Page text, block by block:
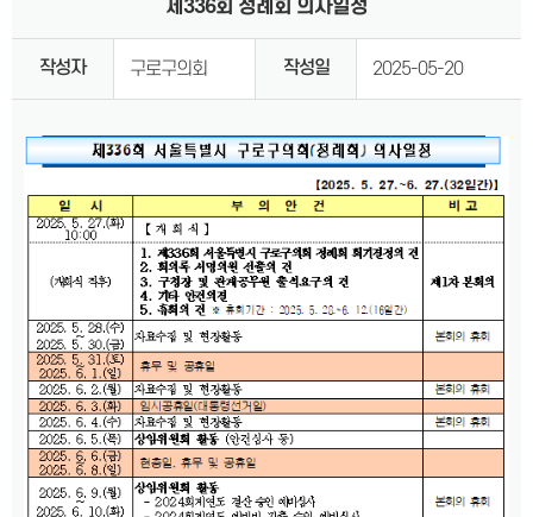
제336회 정례회 의사일정
작성자 구로구의회 작성일 2025-05-20